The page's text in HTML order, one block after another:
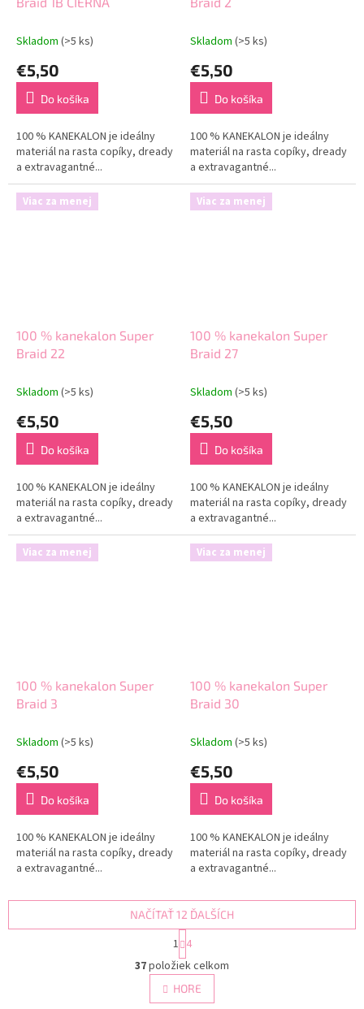
Skladom (>5 ks)
€5,50
Do košíka
100 % KANEKALON je ideálny
materiál na rasta copíky, dready
a extravagantné...
Skladom (>5 ks)
€5,50
Do košíka
100 % KANEKALON je ideálny
materiál na rasta copíky, dready
a extravagantné...
Viac za menej
100 % kanekalon Super
Braid 22
Skladom (>5 ks)
€5,50
Do košíka
100 % KANEKALON je ideálny
materiál na rasta copíky, dready
a extravagantné...
Viac za menej
100 % kanekalon Super
Braid 27
Skladom (>5 ks)
€5,50
Do košíka
100 % KANEKALON je ideálny
materiál na rasta copíky, dready
a extravagantné...
Viac za menej
100 % kanekalon Super
Braid 3
Skladom (>5 ks)
€5,50
Do košíka
100 % KANEKALON je ideálny
materiál na rasta copíky, dready
a extravagantné...
Viac za menej
100 % kanekalon Super
Braid 30
Skladom (>5 ks)
€5,50
Do košíka
100 % KANEKALON je ideálny
materiál na rasta copíky, dready
a extravagantné...
O
v
l
á
NAČÍTAŤ 12 ĎALŠÍCH
t
r
á
n
k
1 4
37položiek celkom
HORE